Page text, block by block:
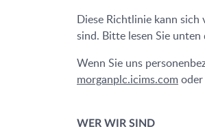
Diese Richtlinie kann sich
sind. Bitte lesen Sie
Wenn Sie uns
morganplc.icims.com
WER WIR SIND